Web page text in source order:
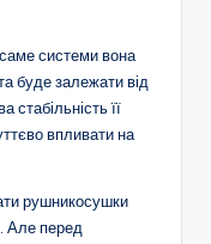
системи вона
буде залежати від
її
впливати на
рушникосушки
Але перед